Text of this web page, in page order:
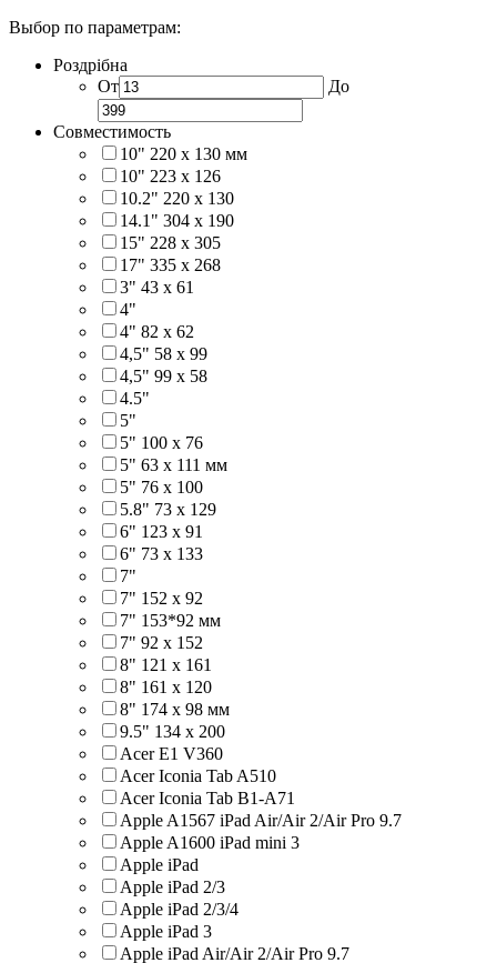
Выбор по параметрам:
Роздрібна
От
До
Совместимость
10" 220 x 130 мм
10" 223 x 126
10.2" 220 x 130
14.1" 304 х 190
15" 228 x 305
17" 335 х 268
3" 43 x 61
4"
4" 82 x 62
4,5" 58 х 99
4,5" 99 x 58
4.5"
5"
5" 100 x 76
5" 63 x 111 мм
5" 76 х 100
5.8" 73 x 129
6" 123 х 91
6" 73 х 133
7"
7" 152 x 92
7" 153*92 мм
7" 92 х 152
8" 121 х 161
8" 161 х 120
8" 174 x 98 мм
9.5" 134 x 200
Acer E1 V360
Acer Iconia Tab A510
Acer Iconia Tab B1-A71
Apple A1567 iPad Air/Air 2/Air Pro 9.7
Apple A1600 iPad mini 3
Apple iPad
Apple iPad 2/3
Apple iPad 2/3/4
Apple iPad 3
Apple iPad Air/Air 2/Air Pro 9.7